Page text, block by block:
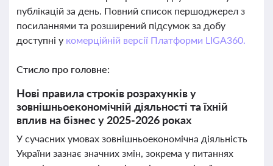
публікацій за день. Повний список першоджерел з
посиланнями та розширений підсумок за добу
доступні у комерційній версії Платформи LIGA360.
Стисло про головне:
Нові правила строків розрахунків у
зовнішньоекономічній діяльності та їхній
вплив на бізнес у 2025-2026 роках
У сучасних умовах зовнішньоекономічна діяльність
України зазнає значних змін, зокрема у питаннях